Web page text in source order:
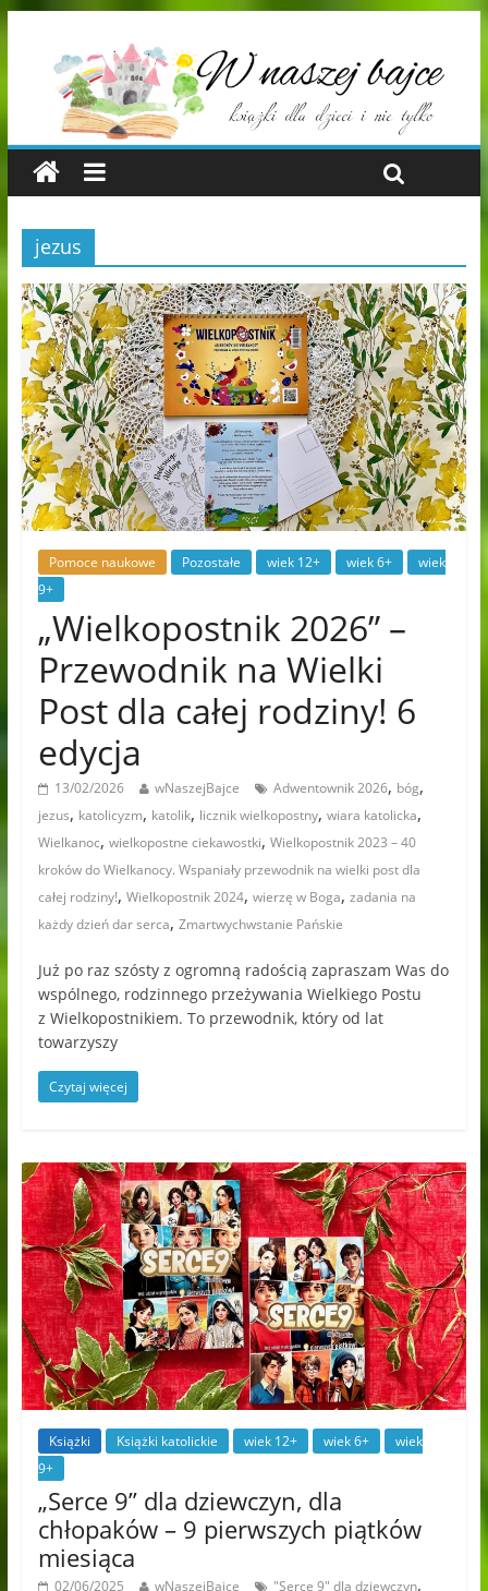
jezus
Pomoce naukowe Pozostałe wiek 12+ wiek 6+
wiek
9+
„Wielkopostnik 2026” –
Przewodnik na Wielki
Post dla całej rodziny! 6
edycja
13/02/2026 wNaszejBajce Adwentownik 2026, bóg,
jezus, katolicyzm, katolik, licznik wielkopostny, wiara katolicka,
Wielkanoc, wielkopostne ciekawostki, Wielkopostnik 2023 – 40
kroków do Wielkanocy. Wspaniały przewodnik na wielki post dla
całej rodziny!, Wielkopostnik 2024, wierzę w Boga, zadania na
każdy dzień dar serca, Zmartwychwstanie Pańskie
Już po raz szósty z ogromną radością zapraszam Was do
wspólnego, rodzinnego przeżywania Wielkiego Postu
z Wielkopostnikiem. To przewodnik, który od lat
towarzyszy
Czytaj więcej
Książki Książki katolickie wiek 12+ wiek 6+
wiek
9+
„Serce 9” dla dziewczyn, dla
chłopaków – 9 pierwszych piątków
miesiąca
02/06/2025 wNaszejBajce "Serce 9" dla dziewczyn,